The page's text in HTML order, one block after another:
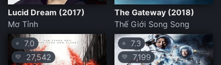
Lucid Dream (2017)
Mơ Tỉnh
The Gateway (2018)
Thế Giới Song Song
⭐ 7.0
💛 27,542
⭐ 7.3
💛 7,199